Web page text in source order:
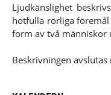
Ljudkänslighet
hotfulla rörliga
form av två människor
Beskrivningen